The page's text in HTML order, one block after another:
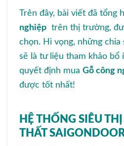
Trên đây, bài viết đã tổng
nghiệp trên thị trường,
chọn. Hi vọng, những chia
sẽ là tư liệu tham khảo bổ
quyết định mua Gỗ công
được tốt nhất!
HỆ THỐNG SIÊU
THẤT